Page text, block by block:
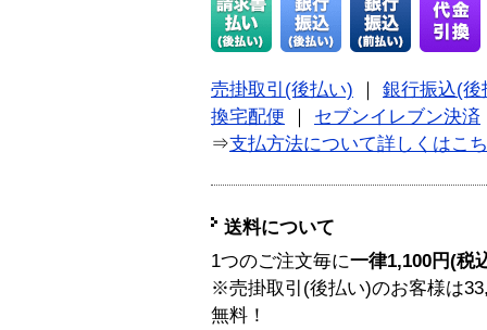
売掛取引(後払い)
銀行振込(後
換宅配便
セブンイレブン決済
⇒支払方法について詳しくはこ
送料について
1つのご注文毎に一律1,100円(税
※売掛取引(後払い)のお客様は
無料！